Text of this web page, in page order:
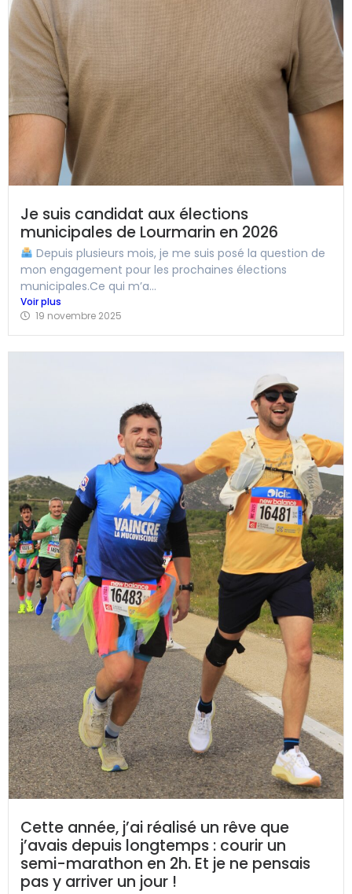
Je suis candidat aux élections
municipales de Lourmarin en 2026
Depuis plusieurs mois, je me suis posé la question de
mon engagement pour les prochaines élections
municipales.Ce qui m’a...
Voir plus
19 novembre 2025
Cette année, j’ai réalisé un rêve que
j’avais depuis longtemps : courir un
semi-marathon en 2h. Et je ne pensais
pas y arriver un jour !